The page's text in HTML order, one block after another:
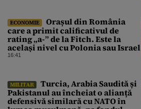
ECONOMIE
Orașul din România
care a primit calificativul de
rating „a-” de la Fitch. Este la
același nivel cu Polonia sau Israel
16:41
MILITAR
Turcia, Arabia Saudită și
Pakistanul au încheiat o alianță
defensivă similară cu NATO în